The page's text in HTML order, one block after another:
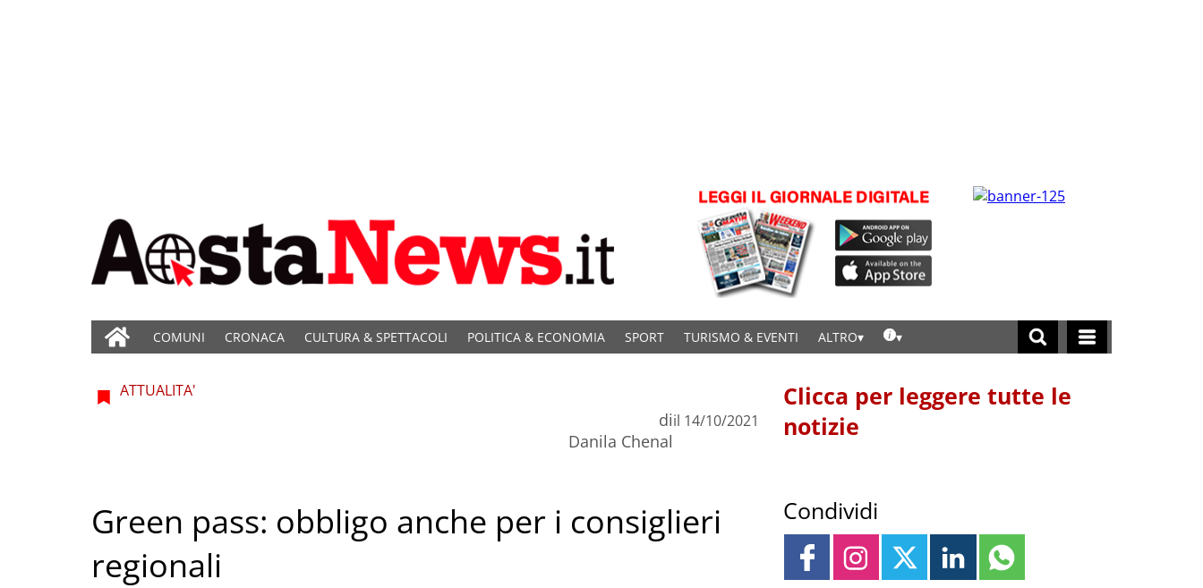
COMUNI CRONACA CULTURA & SPETTACOLI POLITICA & ECONOMIA SPORT TURISMO & EVENTI ALTRO
ATTUALITA'
di
Danila Chenal
il 14/10/2021
Green pass: obbligo anche per i consiglieri
regionali
Clicca per leggere tutte le
notizie
Condividi